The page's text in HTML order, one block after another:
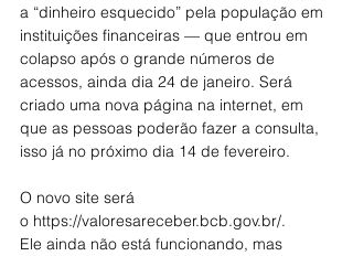
a “dinheiro esquecido” pela população em
instituições financeiras — que entrou em
colapso após o grande números de
acessos, ainda dia 24 de janeiro. Será
criado uma nova página na internet, em
que as pessoas poderão fazer a consulta,
isso já no próximo dia 14 de fevereiro.
O novo site será
o https://valoresareceber.bcb.gov.br/.
Ele ainda não está funcionando, mas